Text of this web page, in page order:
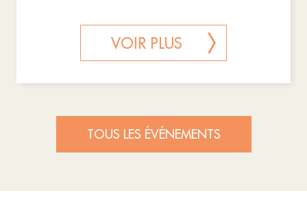
VOIR PLUS
TOUS LES ÉVÉNEMENTS